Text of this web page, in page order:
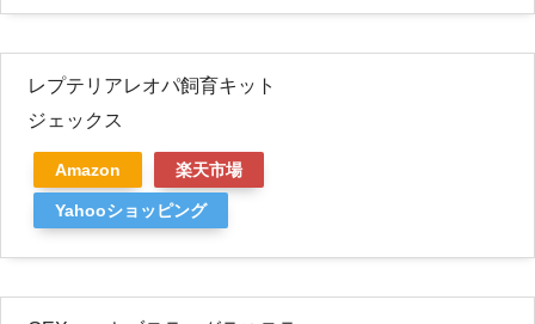
レプテリアレオパ飼育キット
ジェックス
Amazon 楽天市場
Yahooショッピング